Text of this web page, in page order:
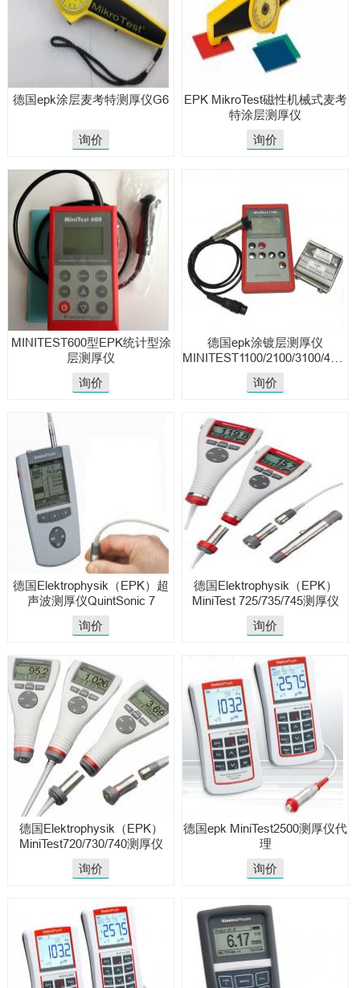
德国epk涂层麦考特测厚仪G6
询价
EPK MikroTest磁性机械式麦考
特涂层测厚仪
询价
MINITEST600型EPK统计型涂
层测厚仪
询价
德国epk涂镀层测厚仪
MINITEST1100/2100/3100/4100
询价
德国Elektrophysik（EPK）超
声波测厚仪QuintSonic 7
询价
德国Elektrophysik（EPK）
MiniTest 725/735/745测厚仪
询价
德国Elektrophysik（EPK）​
MiniTest720/730/740测厚仪
询价
德国epk MiniTest2500测厚仪代
理
询价